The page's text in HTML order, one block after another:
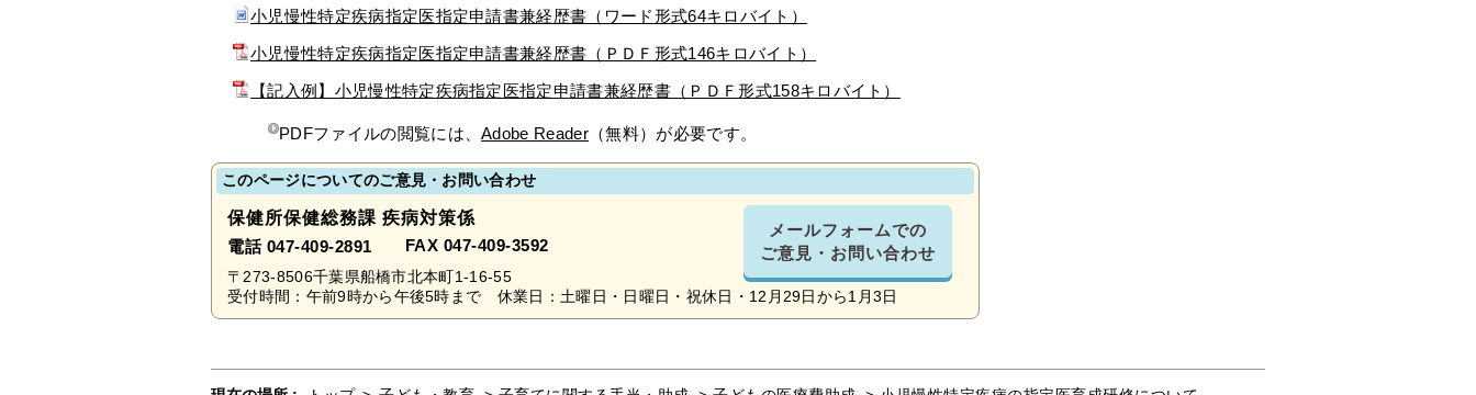
小児慢性特定疾病指定医指定申請書兼経歴書（ワード形式64キロバイト）
小児慢性特定疾病指定医指定申請書兼経歴書（ＰＤＦ形式146キロバイト）
【記入例】小児慢性特定疾病指定医指定申請書兼経歴書（ＰＤＦ形式158キロバイト）
PDFファイルの閲覧には、Adobe Reader （無料）が必要です。
このページについてのご意見・お問い合わせ
保健所保健総務課 疾病対策係
電話 047-409-2891 FAX 047-409-3592
メールフォームでの
ご意見・お問い合わせ
〒273-8506千葉県船橋市北本町1-16-55
受付時間：午前9時から午後5時まで 休業日：土曜日・日曜日・祝休日・12月29日から1月3日